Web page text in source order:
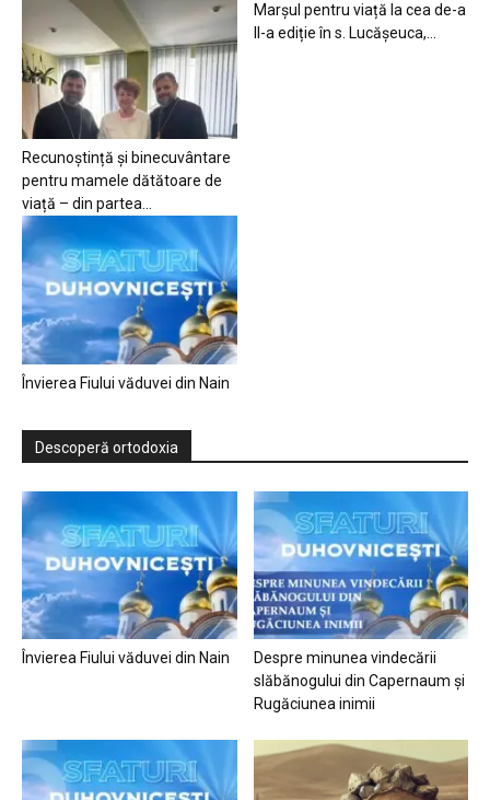
Recunoștință și binecuvântare
pentru mamele dătătoare de
viață – din partea...
Marșul pentru viață la cea de-a
II-a ediție în s. Lucășeuca,...
Învierea Fiului văduvei din Nain
Descoperă ortodoxia
Învierea Fiului văduvei din Nain
Despre minunea vindecării
slăbănogului din Capernaum și
Rugăciunea inimii